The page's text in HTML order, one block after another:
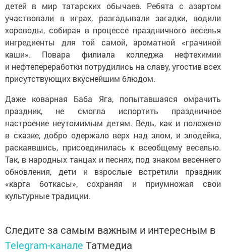
детей в мир татарских обычаев. Ребята с азартом
участвовали в играх, разгадывали загадки, водили
хороводы, собирая в процессе праздничного веселья
ингредиенты для той самой, ароматной «грачиной
каши». Повара филиала колледжа нефтехимии
и нефтепереработки потрудились на славу, угостив всех
присутствующих вкуснейшим блюдом.
Даже коварная Баба Яга, попытавшаяся омрачить
праздник, не смогла испортить праздничное
настроение неутомимым детям. Ведь, как и положено
в сказке, добро одержало верх над злом, и злодейка,
раскаявшись, присоединилась к всеобщему веселью.
Так, в народных танцах и песнях, под знаком весеннего
обновления, дети и взрослые встретили праздник
«карга боткасы», сохраняя и приумножая свои
культурные традиции.
Следите за самым важным и интересным в
Telegram-канале Татмедиа